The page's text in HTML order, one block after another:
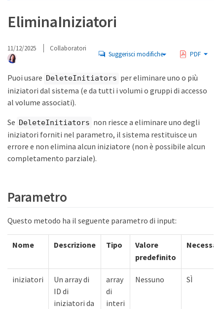
EliminaIniziatori
11/12/2025 Collaboratori
Suggerisci modifiche PDF
Puoi usare DeleteInitiators per eliminare uno o più
iniziatori dal sistema (e da tutti i volumi o gruppi di accesso
al volume associati).
Se DeleteInitiators non riesce a eliminare uno degli
iniziatori forniti nel parametro, il sistema restituisce un
errore e non elimina alcun iniziatore (non è possibile alcun
completamento parziale).
Parametro
Questo metodo ha il seguente parametro di input:
Nome Descrizione Tipo
Valore
predefinito
iniziatori
Un array di
ID di
iniziatori da
array
di
interi
Nessuno SÌ